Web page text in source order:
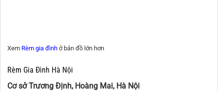
Xem Rèm gia đình ở bản đồ lớn hơn
Rèm Gia Đình Hà Nội
Cơ sở Trương Định, Hoàng Mai, Hà Nội